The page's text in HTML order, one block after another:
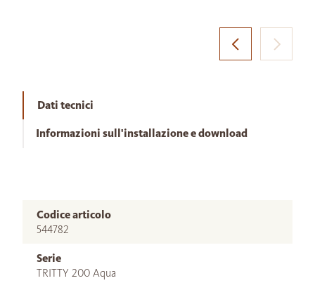
Dati tecnici
Informazioni sull'installazione e download
Codice articolo
544782
Serie
TRITTY 200 Aqua